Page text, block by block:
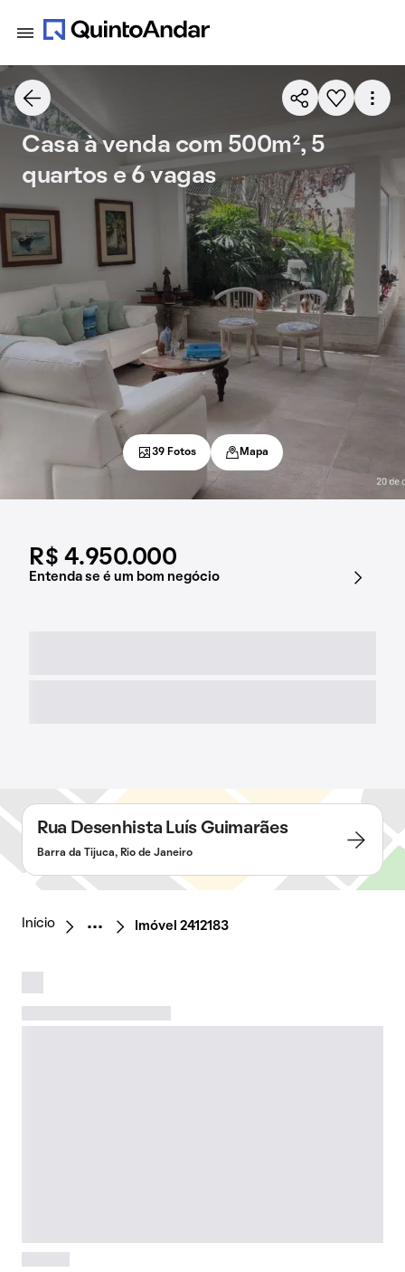
R$ 4.950.000
Entenda se é um bom negócio
Casa à venda com 500m², 5
quartos e 6 vagas
39 Fotos Mapa
Rua Desenhista Luís Guimarães
Barra da Tijuca, Rio de Janeiro
Início Imóvel 2412183